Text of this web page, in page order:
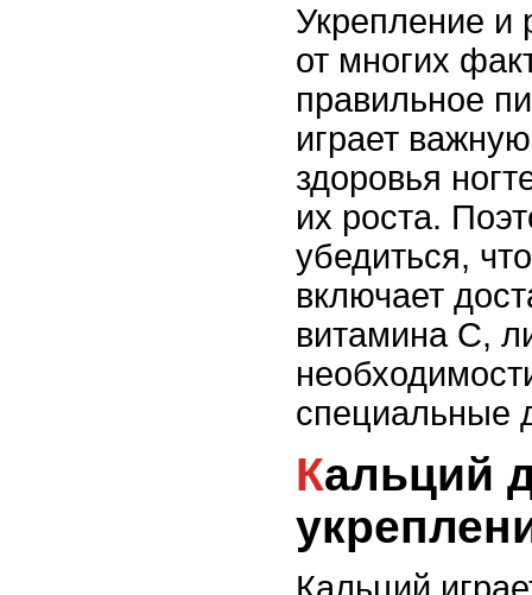
Укрепление и
от многих
правильное
играет
здоровья
их роста.
убедиться,
включает
витамина С,
специальные
Кальций для